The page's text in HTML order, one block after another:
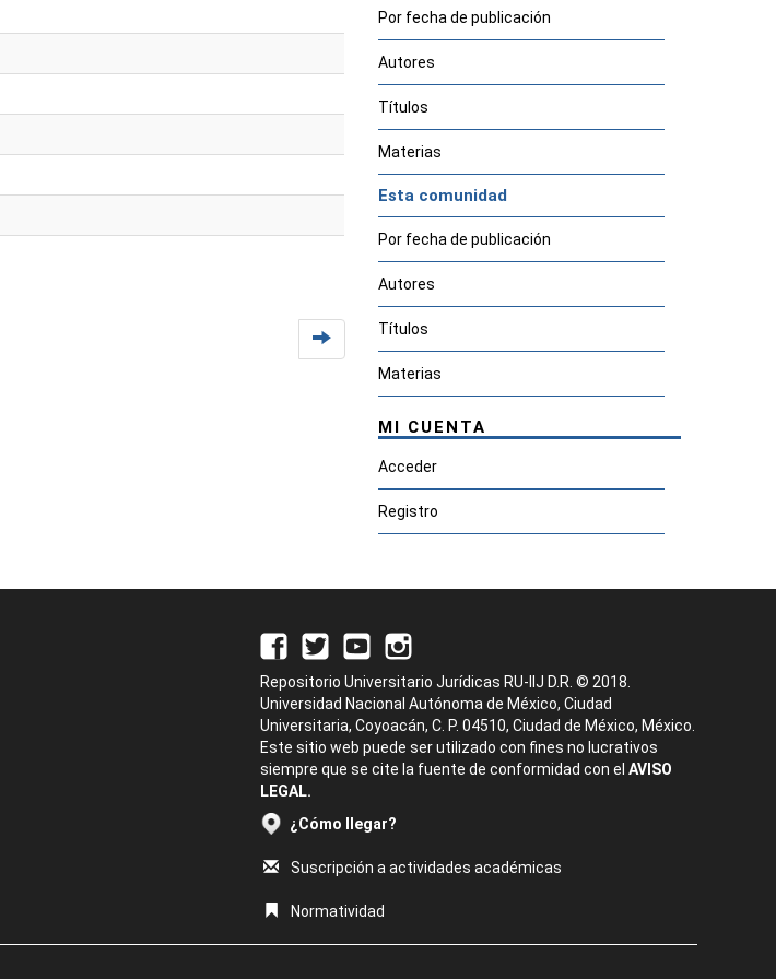
Por fecha de publicación
Autores
Títulos
Materias
Esta comunidad
Por fecha de publicación
Autores
Títulos
Materias
MI CUENTA
Acceder
Registro
Repositorio Universitario Jurídicas RU-IIJ D.R. © 2018.
Universidad Nacional Autónoma de México, Ciudad
Universitaria, Coyoacán, C. P. 04510, Ciudad de México, México.
Este sitio web puede ser utilizado con fines no lucrativos
siempre que se cite la fuente de conformidad con el AVISO
LEGAL.
¿Cómo llegar?
Suscripción a actividades académicas
Normatividad